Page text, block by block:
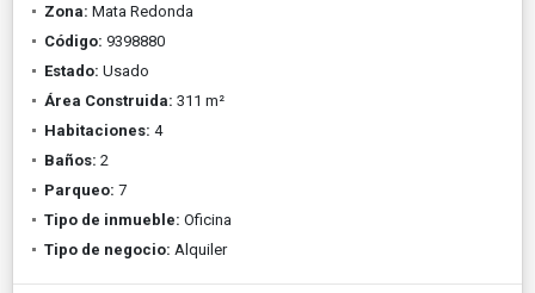
Zona: Mata Redonda
Código: 9398880
Estado: Usado
Área Construida: 311 m²
Habitaciones: 4
Baños: 2
Parqueo: 7
Tipo de inmueble: Oficina
Tipo de negocio: Alquiler